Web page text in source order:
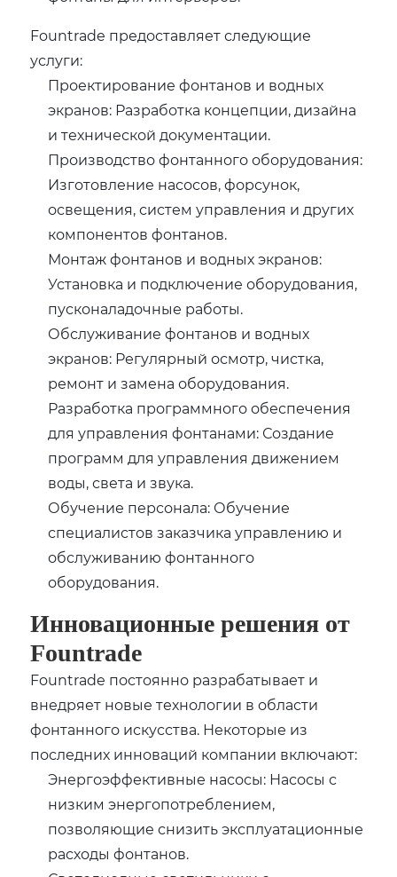
Fountrade предоставляет следующие
услуги:
Проектирование фонтанов и водных
экранов: Разработка концепции, дизайна
и технической документации.
Производство фонтанного оборудования:
Изготовление насосов, форсунок,
освещения, систем управления и других
компонентов фонтанов.
Монтаж фонтанов и водных экранов:
Установка и подключение оборудования,
пусконаладочные работы.
Обслуживание фонтанов и водных
экранов: Регулярный осмотр, чистка,
ремонт и замена оборудования.
Разработка программного обеспечения
для управления фонтанами: Создание
программ для управления движением
воды, света и звука.
Обучение персонала: Обучение
специалистов заказчика управлению и
обслуживанию фонтанного
оборудования.
Инновационные решения от
Fountrade
Fountrade постоянно разрабатывает и
внедряет новые технологии в области
фонтанного искусства. Некоторые из
последних инноваций компании включают:
Энергоэффективные насосы: Насосы с
низким энергопотреблением,
позволяющие снизить эксплуатационные
расходы фонтанов.